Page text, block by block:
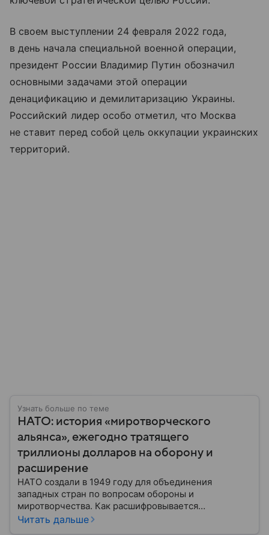
В своем выступлении 24 февраля 2022 года,
в день начала специальной военной операции,
президент России Владимир Путин обозначил
основными задачами этой операции
денацификацию и демилитаризацию Украины.
Российский лидер особо отметил, что Москва
не ставит перед собой цель оккупации украинских
территорий.
Узнать больше по теме
НАТО: история «миротворческого
альянса», ежегодно тратящего
триллионы долларов на оборону и
расширение
НАТО создали в 1949 году для объединения
западных стран по вопросам обороны и
миротворчества. Как расшифровывается
аббревиатура, для чего задумывали группировку и к
Читать дальше